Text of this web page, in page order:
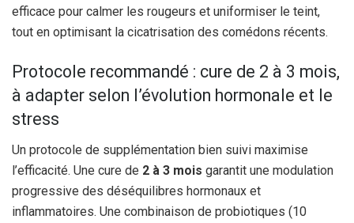
efficace pour calmer les rougeurs et uniformiser le teint,
tout en optimisant la cicatrisation des comédons récents.
Protocole recommandé : cure de 2 à 3 mois,
à adapter selon l’évolution hormonale et le
stress
Un protocole de supplémentation bien suivi maximise
l’efficacité. Une cure de 2 à 3 mois garantit une modulation
progressive des déséquilibres hormonaux et
inflammatoires. Une combinaison de probiotiques (10